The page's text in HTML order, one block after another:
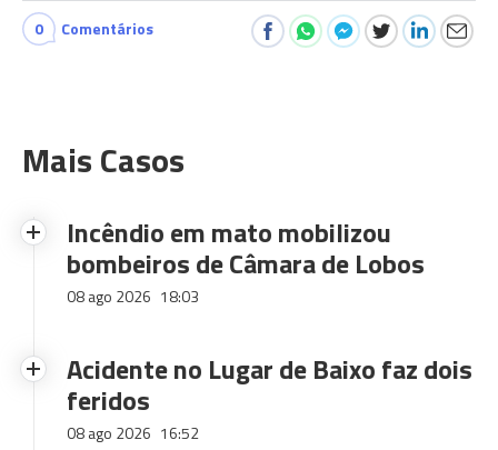
0 Comentários
Mais Casos
Incêndio em mato mobilizou
bombeiros de Câmara de Lobos
08 ago 2026 18:03
Acidente no Lugar de Baixo faz dois
feridos
08 ago 2026 16:52